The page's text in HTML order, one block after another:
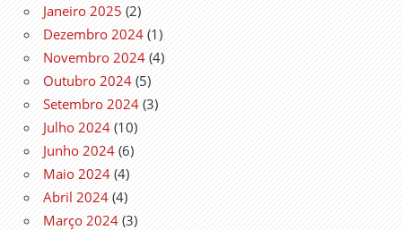
Janeiro 2025 (2)
Dezembro 2024 (1)
Novembro 2024 (4)
Outubro 2024 (5)
Setembro 2024 (3)
Julho 2024 (10)
Junho 2024 (6)
Maio 2024 (4)
Abril 2024 (4)
Março 2024 (3)